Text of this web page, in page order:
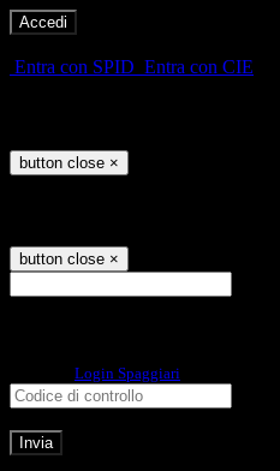
Entra con SPID Entra con CIE
button close ×
button close ×
Login Spaggiari